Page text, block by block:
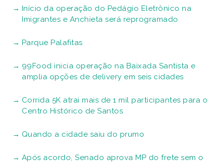
Início da operação do Pedágio Eletrônico na
Imigrantes e Anchieta será reprogramado
Parque Palafitas
99Food inicia operação na Baixada Santista e
amplia opções de delivery em seis cidades
Corrida 5K atrai mais de 1 mil participantes para o
Centro Histórico de Santos
Quando a cidade saiu do prumo
Após acordo, Senado aprova MP do frete sem o